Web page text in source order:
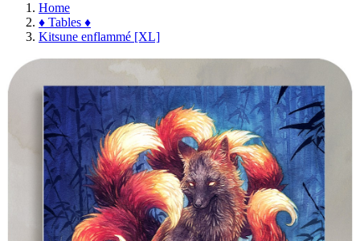
Home
♦ Tables ♦
Kitsune enflammé [XL]